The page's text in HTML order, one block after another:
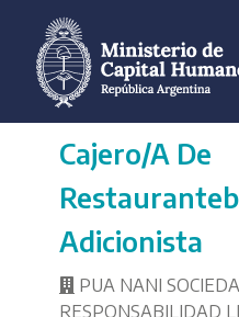
Cajero/a De
Adicionista
PUA NANI
RESPONSABILIDAD